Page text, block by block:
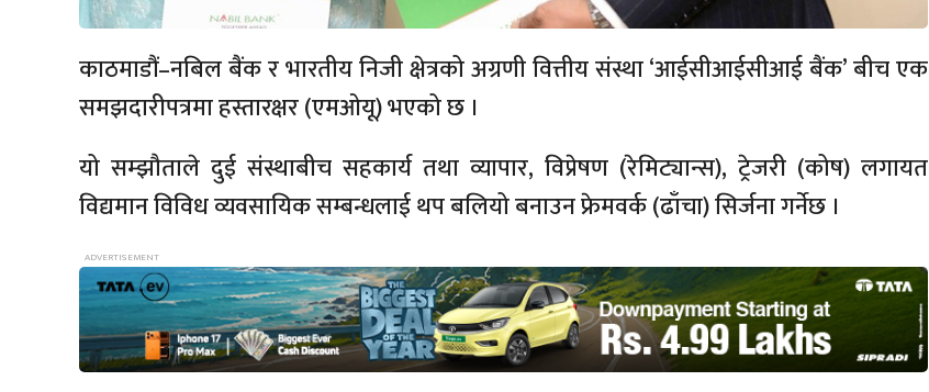
काठमाडौं–नबिल बैंक र भारतीय निजी क्षेत्रको अग्रणी वित्तीय संस्था ‘आईसीआईसीआई बैंक’ बीच एक
समझदारीपत्रमा हस्तारक्षर (एमओयू) भएको छ ।
यो सम्झौताले दुई संस्थाबीच सहकार्य तथा व्यापार, विप्रेषण (रेमिट्यान्स), ट्रेजरी (कोष) लगायत
विद्यमान विविध व्यवसायिक सम्बन्धलाई थप बलियो बनाउन फ्रेमवर्क (ढाँचा) सिर्जना गर्नेछ ।